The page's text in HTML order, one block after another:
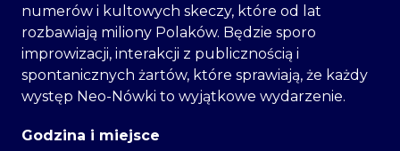
numerów i kultowych skeczy, które od lat
rozbawiają miliony Polaków. Będzie sporo
improwizacji, interakcji z publicznością i
spontanicznych żartów, które sprawiają, że każdy
występ Neo-Nówki to wyjątkowe wydarzenie.
Godzina i miejsce